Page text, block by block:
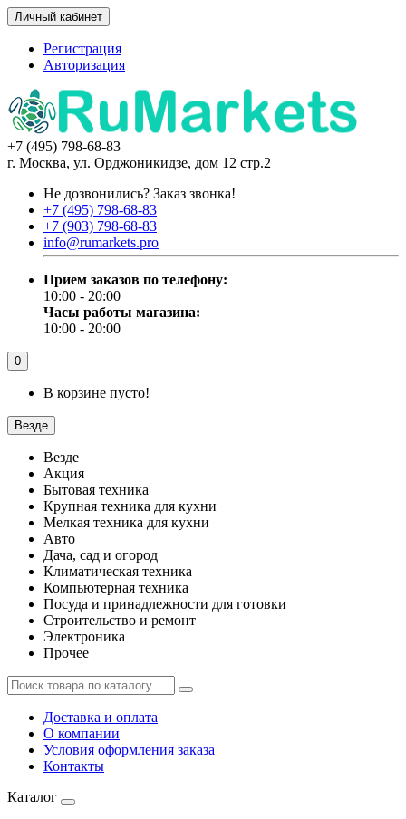
Личный кабинет
Регистрация
Авторизация
+7 (495) 798-68-83
г. Москва, ул. Орджоникидзе, дом 12 стр.2
Не дозвонились? Заказ звонка!
+7 (495) 798-68-83
+7 (903) 798-68-83
info@rumarkets.pro
Прием заказов по телефону:
10:00 - 20:00
Часы работы магазина:
10:00 - 20:00
0
В корзине пусто!
Везде
Везде
Акция
Бытовая техника
Крупная техника для кухни
Мелкая техника для кухни
Авто
Дача, сад и огород
Климатическая техника
Компьютерная техника
Посуда и принадлежности для готовки
Строительство и ремонт
Электроника
Прочее
Доставка и оплата
О компании
Условия оформления заказа
Контакты
Каталог